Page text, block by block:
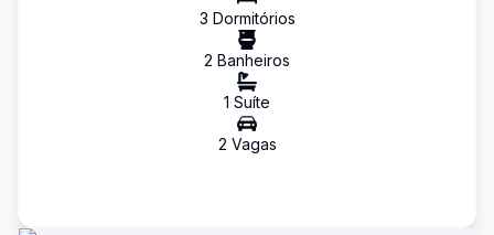
3 Dormitórios
2 Banheiros
1 Suíte
2 Vagas